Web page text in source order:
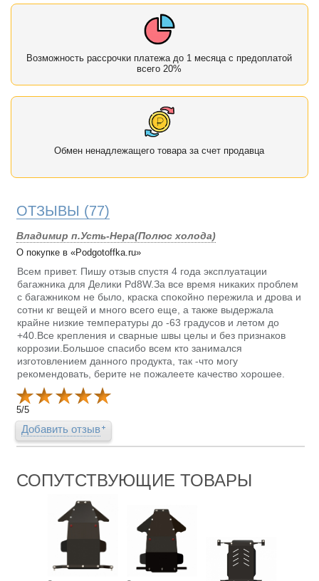
Возможность рассрочки платежа до 1 месяца с предоплатой
всего 20%
Обмен ненадлежащего товара за счет продавца
ОТЗЫВЫ (77)
Владимир п.Усть-Нера(Полюс холода)
О покупке в «Podgotoffka.ru»
Всем привет. Пишу отзыв спустя 4 года эксплуатации
багажника для Делики Pd8W.За все время никаких проблем
с багажником не было, краска спокойно пережила и дрова и
сотни кг вещей и много всего еще, а также выдержала
крайне низкие температуры до -63 градусов и летом до
+40.Все крепления и сварные швы целы и без признаков
коррозии.Большое спасибо всем кто занимался
изготовлением данного продукта, так -что могу
рекомендовать, берите не пожалеете качество хорошее.
5/5
Добавить отзыв
СОПУТСТВУЮЩИЕ ТОВАРЫ